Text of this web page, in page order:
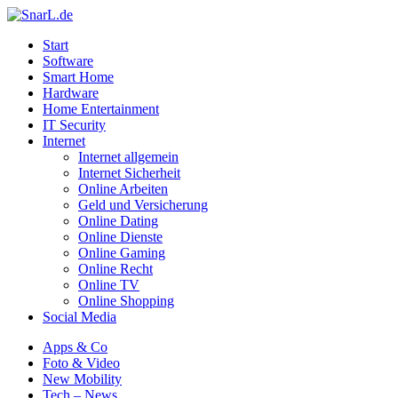
Start
Software
Smart Home
Hardware
Home Entertainment
IT Security
Internet
Internet allgemein
Internet Sicherheit
Online Arbeiten
Geld und Versicherung
Online Dating
Online Dienste
Online Gaming
Online Recht
Online TV
Online Shopping
Social Media
Apps & Co
Foto & Video
New Mobility
Tech – News